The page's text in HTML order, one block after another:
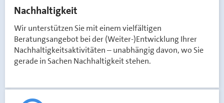
Nachhaltigkeit
Wir unterstützen Sie mit einem vielfältigen
Beratungsangebot bei der (Weiter-)Entwicklung Ihrer
Nachhaltigkeitsaktivitäten – unabhängig davon, wo Sie
gerade in Sachen Nachhaltigkeit stehen.